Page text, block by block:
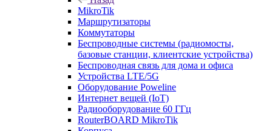
MikroTik
Маршрутизаторы
Коммутаторы
Беспроводные системы (радиомосты,
базовые станции, клиентские устройства)
Беспроводная связь для дома и офиса
Устройства LTE/5G
Оборудование Poweline
Интернет вещей (IoT)
Радиооборудование 60 ГГц
RouterBOARD MikroTik